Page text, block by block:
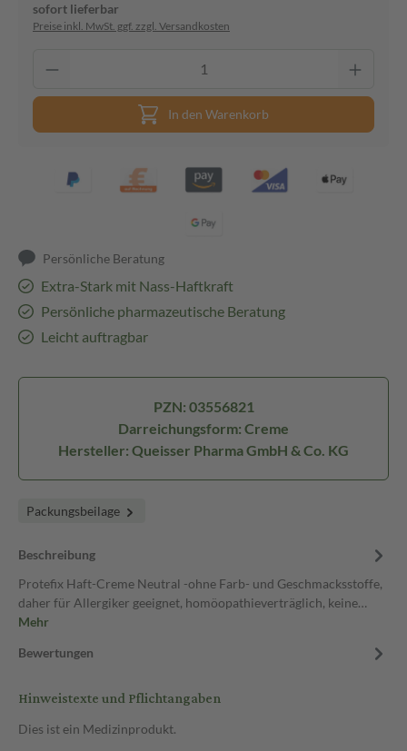
sofort lieferbar
Preise inkl. MwSt. ggf. zzgl. Versandkosten
In den Warenkorb
Persönliche Beratung
Extra-Stark mit Nass-Haftkraft
Persönliche pharmazeutische Beratung
Leicht auftragbar
PZN: 03556821
Darreichungsform: Creme
Hersteller: Queisser Pharma GmbH & Co. KG
Packungsbeilage
Beschreibung
Protefix Haft-Creme Neutral -ohne Farb- und Geschmacksstoffe,
daher für Allergiker geeignet, homöopathieverträglich, keine…
Mehr
Bewertungen
Hinweistexte und Pflichtangaben
Dies ist ein Medizinprodukt.